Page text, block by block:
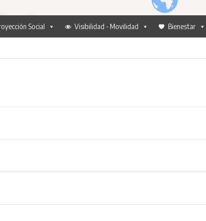
Social Visibilidad - Movilidad Bienestar